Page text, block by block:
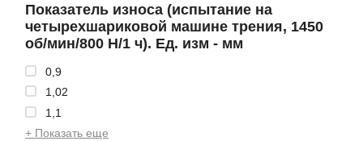
Показатель износа (испытание на
четырехшариковой машине трения, 1450
об/мин/800 Н/1 ч). Ед. изм - мм
0,9
1,02
1,1
+ Показать еще